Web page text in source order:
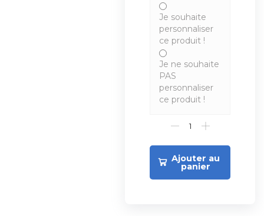
Je souhaite
personnaliser
ce produit !
Je ne souhaite
PAS
personnaliser
ce produit !
Ajouter au
panier